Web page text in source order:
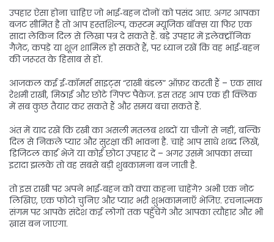
उपहार ऐसा होना चाहिए जो भाई‑बहन दोनों को पसंद आए. अगर आपका
बजट सीमित है तो आप हस्तशिल्प, कस्टम म्यूजिक बॉक्स या फिर एक
सादा लेकिन दिल से लिखा पत्र दे सकते हैं. बड़े उपहार में इलेक्ट्रॉनिक
गैजेट, कपड़े या शूज़ शामिल हो सकते हैं, पर ध्यान रखें कि वह भाई‑बहन
की जरूरत के हिसाब से हों.
आजकल कई ई‑कॉमर्स साइट्स “राखी बंडल” ऑफ़र करती हैं – एक साथ
रेशमी राखी, मिठाई और छोटे गिफ्ट पैकेज. इस तरह आप एक ही क्लिक
में सब कुछ तैयार कर सकते हैं और समय बचा सकते हैं.
अंत में याद रखें कि रखी का असली मतलब शब्दों या चीज़ों से नहीं, बल्कि
दिल से निकले प्यार और सुरक्षा की भावना है. चाहे आप साधे शब्द लिखें,
डिजिटल कार्ड भेजें या कोई छोटा उपहार दें – अगर उसमें आपका सच्चा
इरादा झलके तो वह सबसे बड़ी शुबकामना बन जाती है.
तो इस राखी पर अपने भाई‑बहन को क्या कहना चाहेंगे? अभी एक नोट
लिखिए, एक फोटो चुनिए और प्यार भरी शुभकामनाएँ भेजिए. रचनात्मक
संगम पर आपके संदेश कई लोगों तक पहुँचेंगे और आपका त्यौहार और भी
ख़ास बन जाएगा.